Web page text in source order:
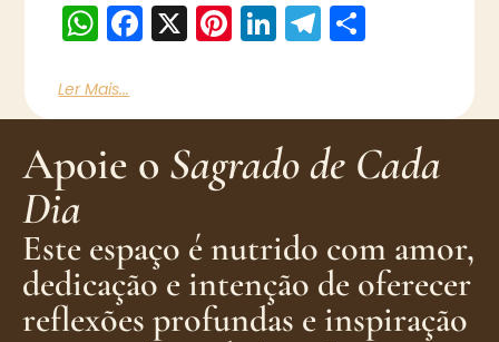
WhatsApp
Facebook
X Pinterest
LinkedIn
Telegram
Ler Mais...
Apoie o Sagrado de Cada
Dia
Este espaço é nutrido com amor,
dedicação e intenção de oferecer
reflexões profundas e inspiração